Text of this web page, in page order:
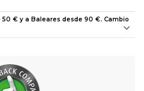
€ y a Baleares desde 90 €. Cambio